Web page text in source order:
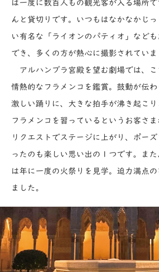
は一度に数百人もの観光客が入る場所
んと貸切りです。いつもはなかなかじ
い有名な「ライオンのパティオ」など
でき、多くの方が熱心に撮影されていま
アルハンブラ宮殿を望む劇場では、
情熱的なフラメンコを鑑賞。鼓動が伝
激しい踊りに、大きな拍手が沸き起こり
フラメンコを習っているというお客さ
リクエストでステージに上がり、ポー
ったのも楽しい思い出の１つです。ま
は年に一度の火祭りを見学。迫力満点
ました。